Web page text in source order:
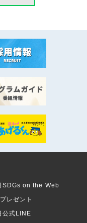
SDGs on the Web
レゼント
公式LINE